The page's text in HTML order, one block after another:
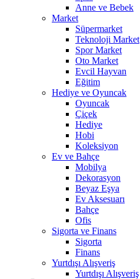
Anne ve Bebek
Market
Süpermarket
Teknoloji Market
Spor Market
Oto Market
Evcil Hayvan
Eğitim
Hediye ve Oyuncak
Oyuncak
Çiçek
Hediye
Hobi
Koleksiyon
Ev ve Bahçe
Mobilya
Dekorasyon
Beyaz Eşya
Ev Aksesuarı
Bahçe
Ofis
Sigorta ve Finans
Sigorta
Finans
Yurtdışı Alışveriş
Yurtdışı Alışveriş